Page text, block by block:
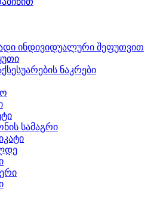
ინდივიდუალური შეფუთვით
ნაკრები
სამაგრი